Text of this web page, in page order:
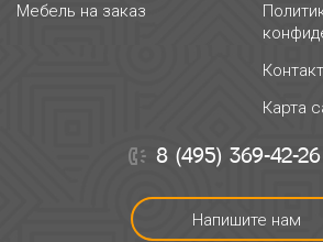
Мебель на заказ
Карта
8 (495) 369-42-26
Напишите нам